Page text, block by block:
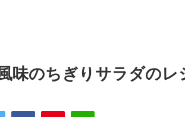
味のちぎりサラダのレ